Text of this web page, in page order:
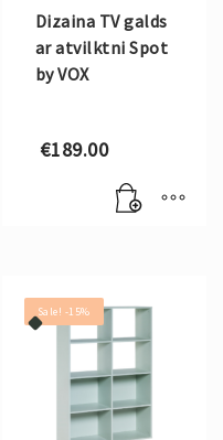
Dizaina TV galds
ar atvilktni Spot
by VOX
€189.00
Sale! -15%